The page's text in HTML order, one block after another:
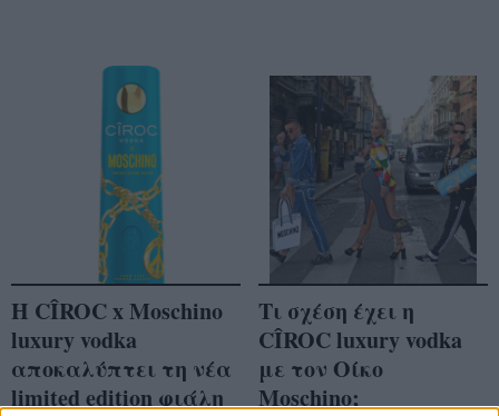
Η CÎROC x Μoschino
luxury vodka
αποκαλύπτει τη νέα
limited edition φιάλη
Tι σχέση έχει η
CÎROC luxury vodka
με τον Οίκο
Moschino;